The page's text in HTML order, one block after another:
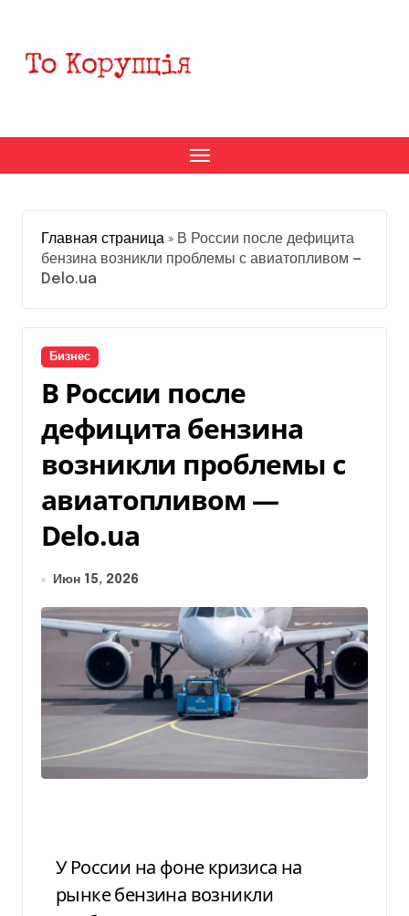
содержанию
Главная страница » В России после дефицита
бензина возникли проблемы с авиатопливом —
Delo.ua
Бизнес
В России после
дефицита бензина
возникли проблемы с
авиатопливом —
Delo.ua
Июн 15, 2026
У России на фоне кризиса на
рынке бензина возникли